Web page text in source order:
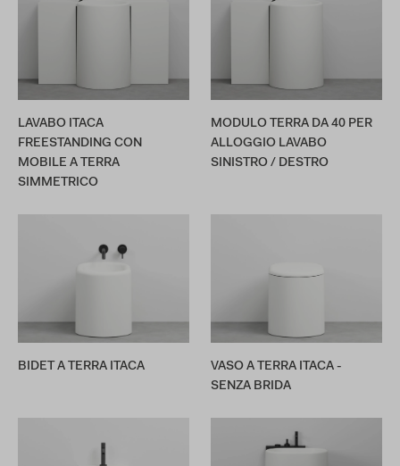
LAVABO ITACA
FREESTANDING CON
MOBILE A TERRA
SIMMETRICO
MODULO TERRA DA 40 PER
ALLOGGIO LAVABO
SINISTRO / DESTRO
BIDET A TERRA ITACA
VASO A TERRA ITACA -
SENZA BRIDA